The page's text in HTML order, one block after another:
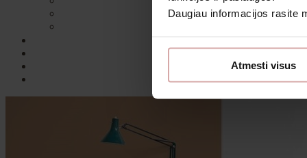
Daugiau informacijos rasite
Atmesti visus
Daugiau